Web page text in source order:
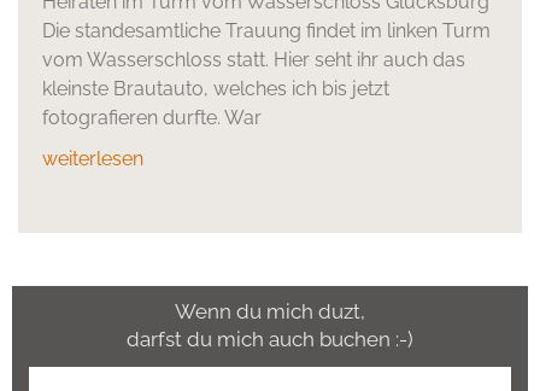
Die standesamtliche Trauung findet im linken Turm
vom Wasserschloss statt. Hier seht ihr auch das
kleinste Brautauto, welches ich bis jetzt
fotografieren durfte. War
weiterlesen
Wenn du mich duzt,
darfst du mich auch buchen :-)